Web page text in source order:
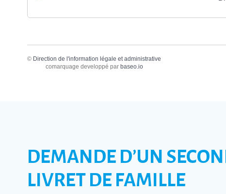
© Direction de l'information légale et administrative
comarquage developpé par baseo.io
DEMANDE D’UN
LIVRET DE FAMILLE